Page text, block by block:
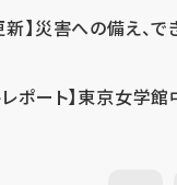
新】災害への備え、
レポート】東京女